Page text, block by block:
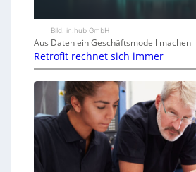
Bild: in.hub GmbH
Aus Daten ein Geschäftsmodell machen
Retrofit rechnet sich immer